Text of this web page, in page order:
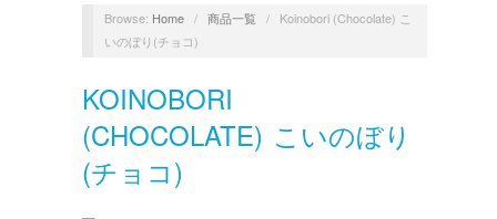
Browse: Home / 商品一覧 /
Koinobori (Chocolate) こ
いのぼり(チョコ)
KOINOBORI
(CHOCOLATE) こいのぼり
(チョコ)